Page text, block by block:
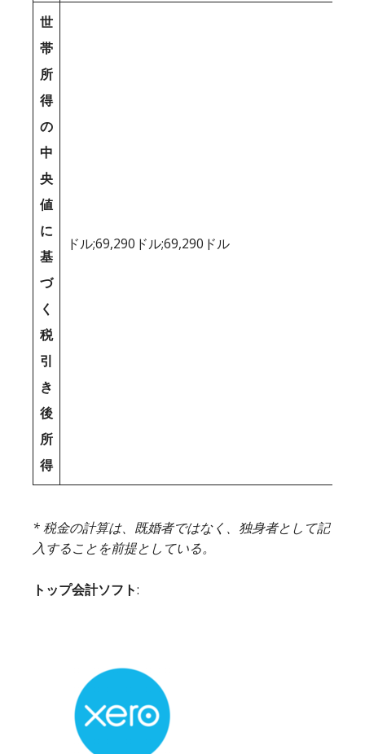
世
帯
所
得
の
中
央
値
に
基
づ
く
税
引
き
後
所
得
ドル;69,290ドル;69,290ドル
* 税金の計算は、既婚者ではなく、独身者として記
入することを前提としている。
トップ会計ソフト: